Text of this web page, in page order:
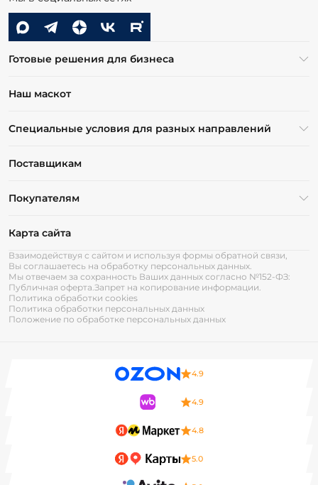
Готовые решения для бизнеса
Наш маскот
Специальные условия для разных направлений
Поставщикам
Покупателям
Карта сайта
Взаимодействуя с сайтом и используя формы обратной связи,
Вы соглашаетесь на обработку персональных данных.
Мы отвечаем за сохранность Ваших данных согласно №152-ФЗ:
Публичная оферта.Запрет на копирование информации.
Политика обработки cookies
Политика обработки персональных данных
Положение по обработке персональных данных
4.9
4.9
4.8
5.0